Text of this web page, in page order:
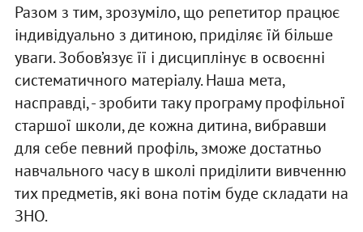
Разом з тим, зрозуміло, що репетитор працює
індивідуально з дитиною, приділяє їй більше
уваги. Зобов’язує її і дисциплінує в освоєнні
систематичного матеріалу. Наша мета,
насправді, - зробити таку програму профільної
старшої школи, де кожна дитина, вибравши
для себе певний профіль, зможе достатньо
навчального часу в школі приділити вивченню
тих предметів, які вона потім буде складати на
ЗНО.